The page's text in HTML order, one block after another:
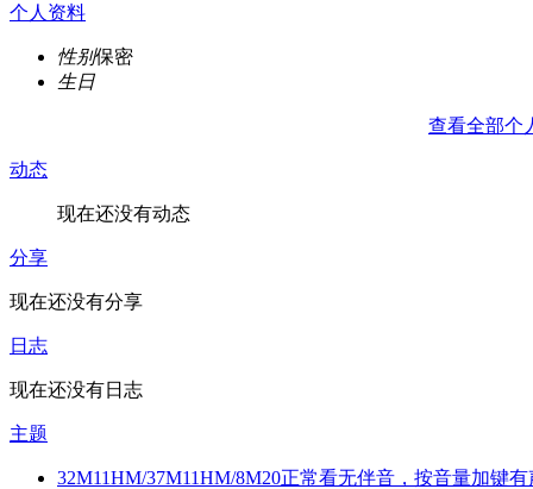
个人资料
性别保密
生日
查看全部个
动态
现在还没有动态
分享
现在还没有分享
日志
现在还没有日志
主题
32M11HM/37M11HM/8M20正常看无伴音，按音量加键有